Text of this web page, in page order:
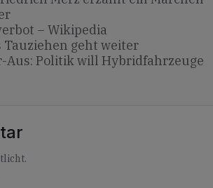
– Wikipedia
Tauziehen geht weiter
Aus: Politik will Hybridfahrzeuge